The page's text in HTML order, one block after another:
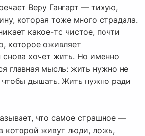
Веру Гангарт — тихую,
которая тоже много страдала.
какое-то чистое, почти
которое оживляет
снова хочет жить. Но именно
главная мысль: жить нужно не
чтобы дышать. Жить нужно ради
что самое страшное —
которой живут люди, ложь,